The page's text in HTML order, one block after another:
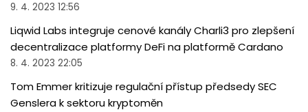
9. 4. 2023 12:56
Liqwid Labs integruje cenové kanály Charli3 pro zlepšení
decentralizace platformy DeFi na platformě Cardano
8. 4. 2023 22:05
Tom Emmer kritizuje regulační přístup předsedy SEC
Genslera k sektoru kryptoměn